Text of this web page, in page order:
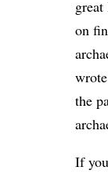
on
the
If